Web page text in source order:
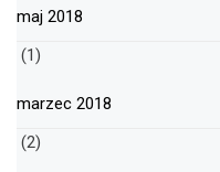
maj 2018
(1)
marzec 2018
(2)